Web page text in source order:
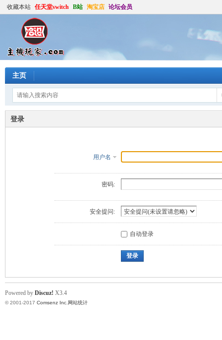
收藏本站 任天堂switch B站 淘宝店 论坛会员
主页
登录
用户名
密码:
安全提问:
自动登录
登录
Powered by Discuz! X3.4
© 2001-2017 Comsenz Inc. 网站统计